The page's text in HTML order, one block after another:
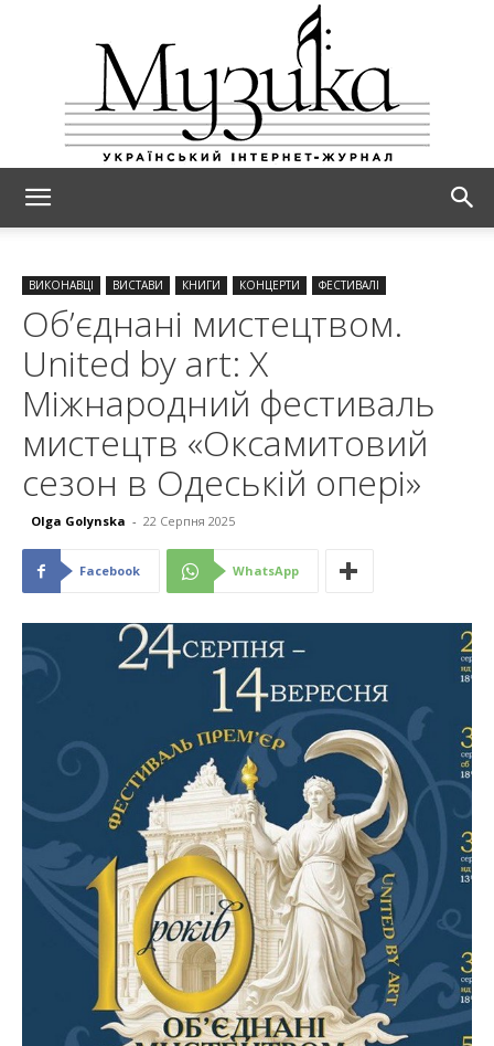
ВИКОНАВЦІ ВИСТАВИ КНИГИ КОНЦЕРТИ ФЕСТИВАЛІ
Об’єднані мистецтвом.
United by art: Х
Міжнародний фестиваль
мистецтв «Оксамитовий
сезон в Одеській опері»
Olga Golynska - 22 Серпня 2025
Facebook WhatsApp